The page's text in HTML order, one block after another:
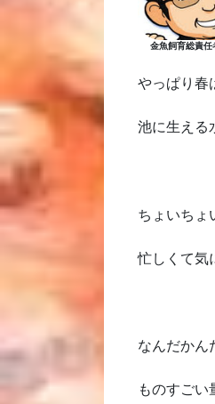
金魚飼育総責任
やっぱり春
池に生える
ちょいち
忙しくて気
なんだかん
ものすごい